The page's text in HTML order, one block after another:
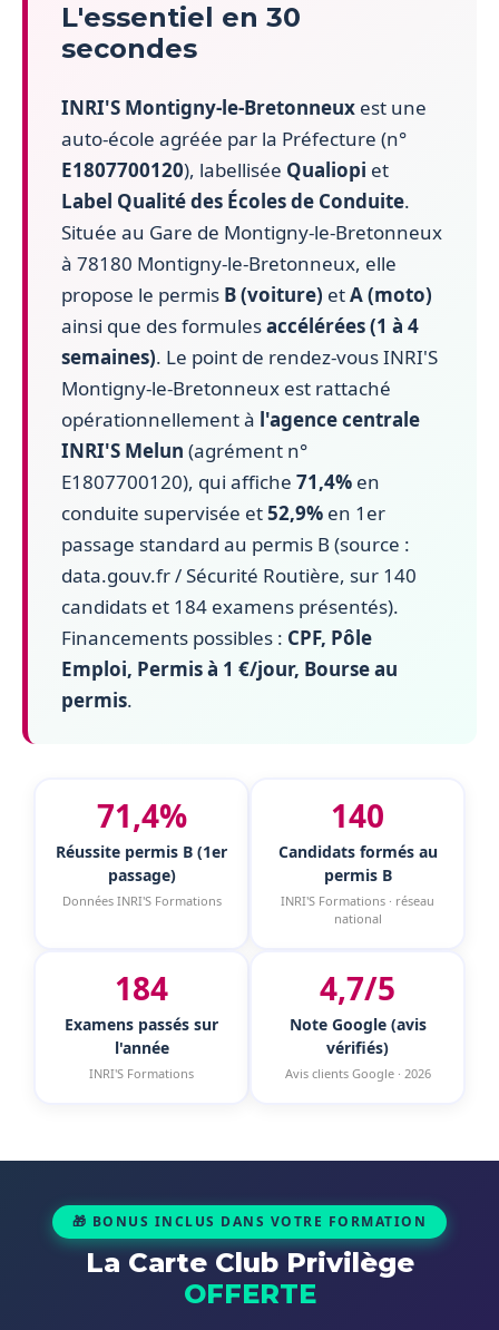
L'essentiel en 30
secondes
INRI'S Montigny-le-Bretonneux est une
auto-école agréée par la Préfecture (n°
E1807700120), labellisée Qualiopi et
Label Qualité des Écoles de Conduite.
Située au Gare de Montigny-le-Bretonneux
à 78180 Montigny-le-Bretonneux, elle
propose le permis B (voiture) etA (moto)
ainsi que des formulesaccélérées (1 à 4
semaines). Le point de rendez-vous INRI'S
Montigny-le-Bretonneux est rattaché
opérationnellement à l'agence centrale
INRI'S Melun (agrément n°
E1807700120), qui affiche 71,4% en
conduite supervisée et52,9% en 1er
passage standard au permis B (source :
data.gouv.fr / Sécurité Routière, sur 140
candidats et 184 examens présentés).
Financements possibles : CPF, Pôle
Emploi, Permis à 1 €/jour, Bourse au
permis.
71,4%
Réussite permis B (1er
passage)
Données INRI'S Formations
140
Candidats formés au
permis B
INRI'S Formations · réseau
national
184
Examens passés sur
l'année
INRI'S Formations
4,7/5
Note Google (avis
vérifiés)
Avis clients Google · 2026
🎁 BONUS INCLUS DANS VOTRE FORMATION
La Carte Club Privilège
OFFERTE